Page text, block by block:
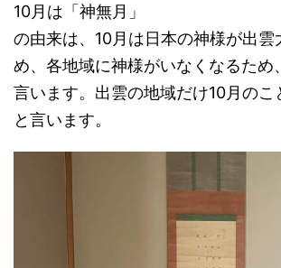
10月は「神無月
の由来は、10月は日本の神様が出雲
め、各地域に神様がいなくなるため
言います。出雲の地域だけ10月のこ
と言います。